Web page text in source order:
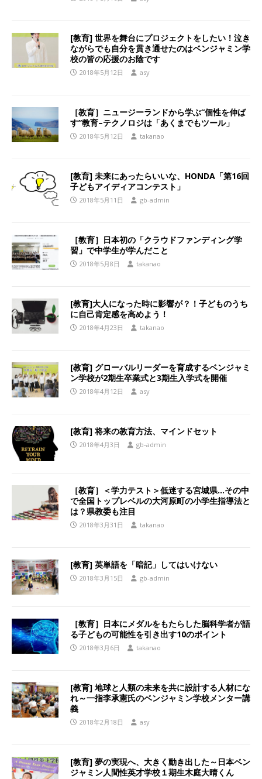
[教育] 世界を舞台にプロジェクトをしたい！泣き
ながらでも自分を貫き通せたのはベンジャミン学
校の皆の応援のお陰です
2018年5月12日 asy
［教育］ニュージーランドから学ぶ“個性を伸ば
す”教育–テクノロジは「あくまでもツール」
2018年5月12日 takanao
[教育] 未来にあったらいいな、HONDA「第16回
子どもアイディアコンテスト」
2018年5月11日 gb-admin
［教育］日本初の「クラウドファンディング学
習」で中学生が学んだこと
2018年5月8日 takanao
[教育]大人になった時に影響が？！子どものうち
に自己肯定感を高めよう！
2018年4月23日 takanao
[教育] グローバルリーダーを育成するベンジャミ
ン学校が2期生卒業式と3期生入学式を開催
2018年4月12日 asy
[教育] 将来の教育方法、マインドセット
2018年4月3日 gb-admin
［教育］＜学力テスト＞低迷する宮城県…その中
で全国トップレベルの大河原町の小学生指導法と
は？県教委も注目
2018年3月31日 takanao
[教育] 英単語を「暗記」してはいけない
2018年3月15日 gb-admin
［教育］日本にメダルをもたらした脳科学者が語
る子どもの可能性を引き出す10のポイント
2018年3月6日 takanao
[教育] 地球と人類の未来を共に設計する人材にな
れ～一指李承憲氏のベンジャミン学校メンター講
義
2018年2月18日 asy
[教育] 夢の実現へ、大きく動き出した～日本ベン
ジャミン人間性英才学校１期生木庭大晴くん